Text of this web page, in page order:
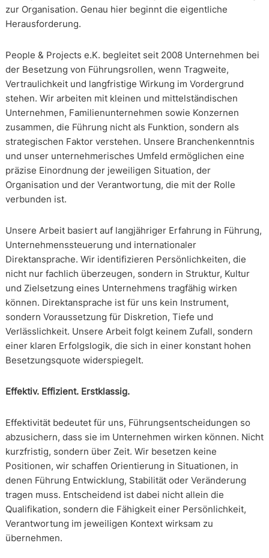
zur Organisation. Genau hier beginnt die eigentliche
Herausforderung.
People & Projects e.K. begleitet seit 2008 Unternehmen bei
der Besetzung von Führungsrollen, wenn Tragweite,
Vertraulichkeit und langfristige Wirkung im Vordergrund
stehen. Wir arbeiten mit kleinen und mittelständischen
Unternehmen, Familienunternehmen sowie Konzernen
zusammen, die Führung nicht als Funktion, sondern als
strategischen Faktor verstehen. Unsere Branchenkenntnis
und unser unternehmerisches Umfeld ermöglichen eine
präzise Einordnung der jeweiligen Situation, der
Organisation und der Verantwortung, die mit der Rolle
verbunden ist.
Unsere Arbeit basiert auf langjähriger Erfahrung in Führung,
Unternehmenssteuerung und internationaler
Direktansprache. Wir identifizieren Persönlichkeiten, die
nicht nur fachlich überzeugen, sondern in Struktur, Kultur
und Zielsetzung eines Unternehmens tragfähig wirken
können. Direktansprache ist für uns kein Instrument,
sondern Voraussetzung für Diskretion, Tiefe und
Verlässlichkeit. Unsere Arbeit folgt keinem Zufall, sondern
einer klaren Erfolgslogik, die sich in einer konstant hohen
Besetzungsquote widerspiegelt.
Effektiv. Effizient. Erstklassig.
Effektivität bedeutet für uns, Führungsentscheidungen so
abzusichern, dass sie im Unternehmen wirken können. Nicht
kurzfristig, sondern über Zeit. Wir besetzen keine
Positionen, wir schaffen Orientierung in Situationen, in
denen Führung Entwicklung, Stabilität oder Veränderung
tragen muss. Entscheidend ist dabei nicht allein die
Qualifikation, sondern die Fähigkeit einer Persönlichkeit,
Verantwortung im jeweiligen Kontext wirksam zu
übernehmen.